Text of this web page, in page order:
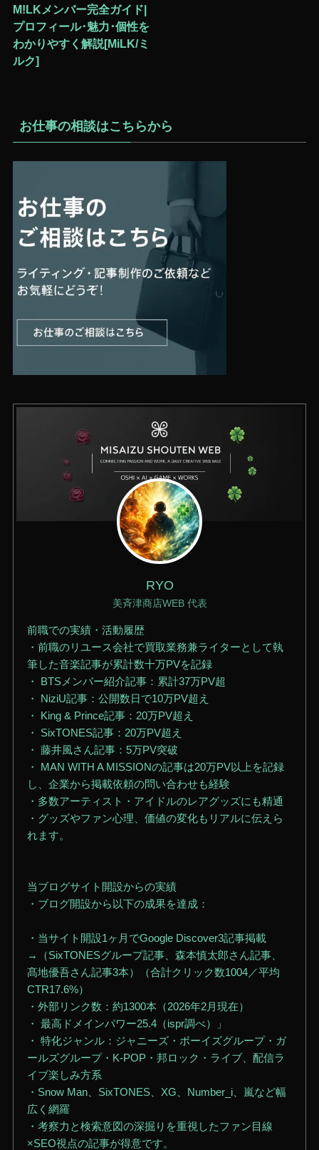
M!LKメンバー完全ガイド|
プロフィール･魅力･個性を
わかりやすく解説[MiLK/ミ
ルク]
お仕事の相談はこちらから
RYO
美斉津商店WEB 代表
前職での実績・活動履歴
・前職のリユース会社で買取業務兼ライターとして執
筆した音楽記事が累計数十万PVを記録
・ BTSメンバー紹介記事：累計37万PV超
・ NiziU記事：公開数日で10万PV超え
・ King & Prince記事：20万PV超え
・ SixTONES記事：20万PV超え
・ 藤井風さん記事：5万PV突破
・ MAN WITH A MISSIONの記事は20万PV以上を記録
し、企業から掲載依頼の問い合わせも経験
・多数アーティスト・アイドルのレアグッズにも精通
・グッズやファン心理、価値の変化もリアルに伝えら
れます。
当ブログサイト開設からの実績
・ブログ開設から以下の成果を達成：
・当サイト開設1ヶ月でGoogle Discover3記事掲載
→（SixTONESグループ記事、森本慎太郎さん記事、
髙地優吾さん記事3本）（合計クリック数1004／平均
CTR17.6%）
・外部リンク数：約1300本（2026年2月現在）
・ 最高ドメインパワー25.4（ispr調べ）」
・ 特化ジャンル：ジャニーズ・ボーイズグループ・ガ
ールズグループ・K-POP・邦ロック・ライブ、配信ラ
イブ楽しみ方系
・Snow Man、SixTONES、XG、Number_i、嵐など幅
広く網羅
・考察力と検索意図の深掘りを重視したファン目線
×SEO視点の記事が得意です。